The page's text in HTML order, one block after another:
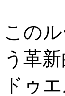
この
う革
ドゥ